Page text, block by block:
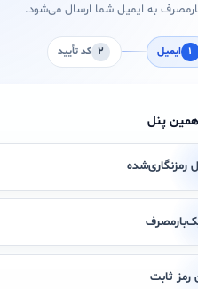
به ایمیل شما ارسال می‌شود.
۱ ایمیل ۲ کد تأیید
پنل
رمزنگاری‌شده
رمز ثابت